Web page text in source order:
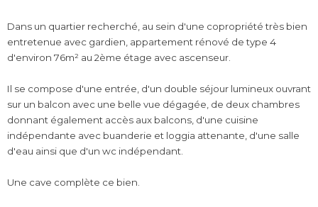
Dans un quartier recherché, au sein d'une copropriété très bien
entretenue avec gardien, appartement rénové de type 4
d'environ 76m² au 2ème étage avec ascenseur.
Il se compose d'une entrée, d'un double séjour lumineux ouvrant
sur un balcon avec une belle vue dégagée, de deux chambres
donnant également accès aux balcons, d'une cuisine
indépendante avec buanderie et loggia attenante, d'une salle
d'eau ainsi que d'un wc indépendant.
Une cave complète ce bien.